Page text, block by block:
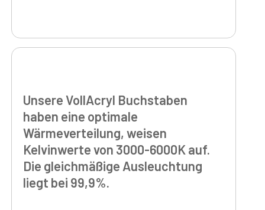
Unsere VollAcryl Buchstaben
haben eine optimale
Wärmeverteilung, weisen
Kelvinwerte von 3000-6000K auf.
Die gleichmäßige Ausleuchtung
liegt bei 99,9%.